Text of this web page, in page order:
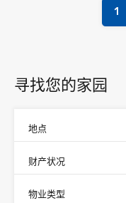
1
寻找您的家园
地点
财产状况
物业类型